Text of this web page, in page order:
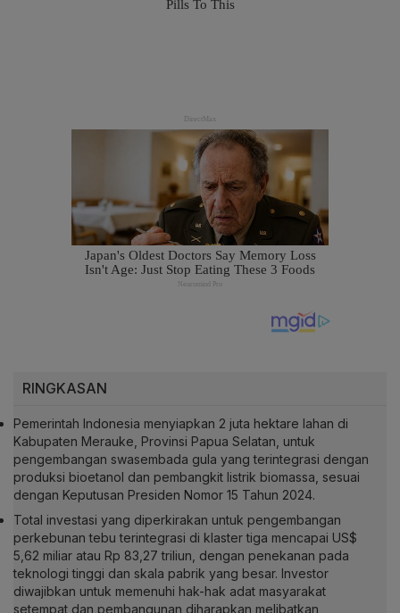
RINGKASAN
Pemerintah Indonesia menyiapkan 2 juta hektare lahan di
Kabupaten Merauke, Provinsi Papua Selatan, untuk
pengembangan swasembada gula yang terintegrasi dengan
produksi bioetanol dan pembangkit listrik biomassa, sesuai
dengan Keputusan Presiden Nomor 15 Tahun 2024.
Total investasi yang diperkirakan untuk pengembangan
perkebunan tebu terintegrasi di klaster tiga mencapai US$
5,62 miliar atau Rp 83,27 triliun, dengan penekanan pada
teknologi tinggi dan skala pabrik yang besar. Investor
diwajibkan untuk memenuhi hak-hak adat masyarakat
setempat dan pembangunan diharapkan melibatkan